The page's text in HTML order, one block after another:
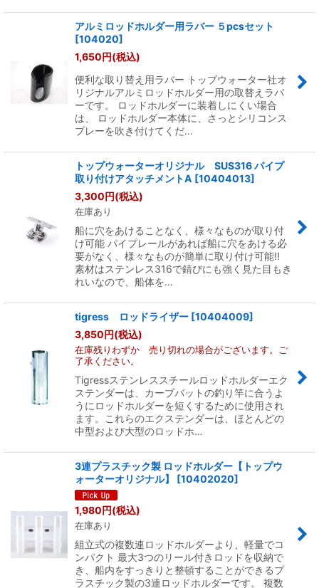
アルミロッドホルダー用ラバー ５pcsセット
[104020]
1,650円(税込)
便利な取り替え用ラバー トップウォーター社オ
リジナルアルミロッドホルダー用の取替えラバ
ーです。 ロッドホルダーに装着しにくい場合
は、 ロッドホルダー本体に、さっとシリコンス
プレーを吹き付けてくだ…
トップウォーターオリジナル SUS316 パイプ
取り付けアタッチメントA [10404013]
3,300円(税込)
在庫あり
船に穴をあけることなく、様々なものが取り付
け可能 パイプレールがあれば船に穴をあける必
要がなく、様々なものが簡単に取り付け可能!!
素材はステンレス316で錆びにも強く見た目もき
れいなので、船体を…
tigress ロッドライザー [10404009]
3,850円(税込)
在庫残りわずか 売り切れの場合がございます。ご
了承ください。
Tigressステンレススチールロッドホルダーエク
ステンダーは、カーブバットの釣り竿に合うよ
うにロッドホルダーを短くするために使用され
ます。これらのエクステンダーは、ほとんどの
中型および大型のロッドホ…
3連プラスチック製 ロッドホルダー【トップウ
ォーターオリジナル】
[10402020]
1,980円(税込)
在庫あり
組立式の複数連ロッドホルダーより、軽量でコ
ンパクト 最大3つのリール付きロッドを収納で
き、船内をすっきりと整頓することができるプ
ラスチック製の3連ロッドホルダーです。 複数